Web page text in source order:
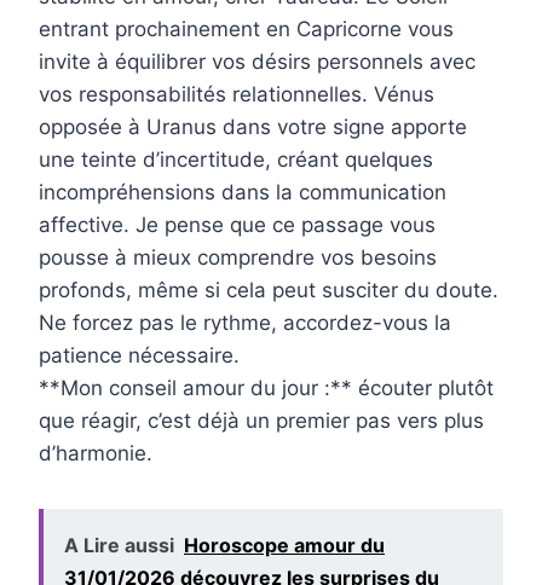
entrant prochainement en Capricorne vous
invite à équilibrer vos désirs personnels avec
vos responsabilités relationnelles. Vénus
opposée à Uranus dans votre signe apporte
une teinte d’incertitude, créant quelques
incompréhensions dans la communication
affective. Je pense que ce passage vous
pousse à mieux comprendre vos besoins
profonds, même si cela peut susciter du doute.
Ne forcez pas le rythme, accordez-vous la
patience nécessaire.
**Mon conseil amour du jour :** écouter plutôt
que réagir, c’est déjà un premier pas vers plus
d’harmonie.
A Lire aussi Horoscope amour du
31/01/2026 découvrez les surprises du